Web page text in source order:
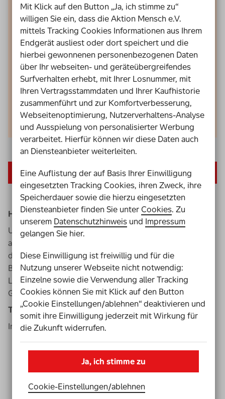
Ausgabe als PDF herunterladen
Heft 1/2018: Bildung – von Anfang an
Unter dem Themenschwerpunkt "Bildung – von Anfang
an" stellt Heft 1 Experten, Eltern, Orte und Projekte vor,
die sich mit den Themen Kinder, Kindsein und inklusive
Bildung von Kindern beschäftigen. Eine vielfältige
Lektüre, die neben dem Lesen auch dazu anregt, ins
Gespräch zu kommen.
Thematische Schwerpunkte
In unserem Magazin erfahren Sie,
wie sich Lebenswelten von Kindern und somit auch
wieso mehr barrierefreie Angebote gut für die
welche Rechte Kinder heute haben und was daran so
Mit Klick auf den Button „Ja, ich stimme zu“
willigen Sie ein, dass die Aktion Mensch e.V.
mittels Tracking Cookies Informationen aus Ihrem
Endgerät ausliest oder dort speichert und die
hierbei gewonnenen personenbezogenen Daten
über Ihr webseiten- und geräteübergreifendes
Surfverhalten erhebt, mit Ihrer Losnummer, mit
Ihren Vertragsstammdaten und Ihrer Kaufhistorie
zusammenführt und zur Komfortverbesserung,
Webseitenoptimierung, Nutzerverhaltens-Analyse
und Ausspielung von personalisierter Werbung
verarbeitet. Hierfür können wir diese Daten auch
an Diensteanbieter weiterleiten.
Eine Auflistung der auf Basis Ihrer Einwilligung
eingesetzten Tracking Cookies, ihren Zweck, ihre
Speicherdauer sowie die hierzu eingesetzten
Diensteanbieter finden Sie unterCookies. Zu
unserem Datenschutzhinweis und Impressum
gelangen Sie hier.
Diese Einwilligung ist freiwillig und für die
Nutzung unserer Webseite nicht notwendig:
Einzelne sowie die Verwendung aller Tracking
Cookies können Sie mit Klick auf den Button
„Cookie Einstellungen/ablehnen“ deaktivieren und
somit ihre Einwilligung jederzeit mit Wirkung für
die Zukunft widerrufen.
Ja, ich stimme zu
Cookie-Einstellungen­/­ablehnen